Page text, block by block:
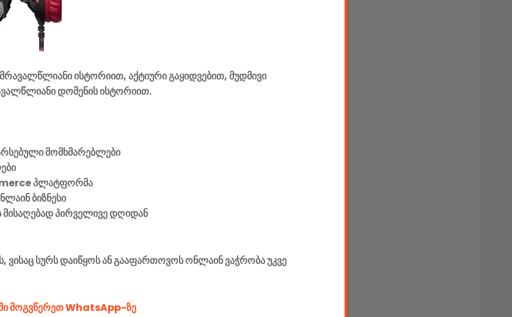
ისტორიით, აქტიური გაყიდვებით, მუდმივი
დომენის ისტორიით.
მომხმარებლები
პლატფორმა
ბიზნესი
მისაღებად პირველივე დღიდან
ვისაც სურს დაიწყოს ან გააფართოვოს ონლაინ ვაჭრობა უკვე
მოგვწერეთ WhatsApp-ზე